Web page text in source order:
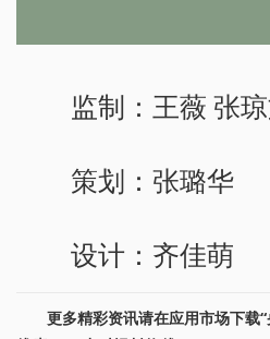
监制：王薇 张
策划：张璐华
设计：齐佳萌
更多精彩资讯请在应用市场下载